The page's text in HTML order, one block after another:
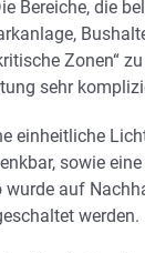
Bereiche, die
Zonen“
sehr
einheitliche
sowie
auf
werden.